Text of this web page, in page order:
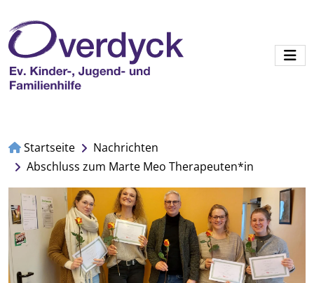
Startseite
Nachrichten
Abschluss zum Marte Meo Therapeuten*in